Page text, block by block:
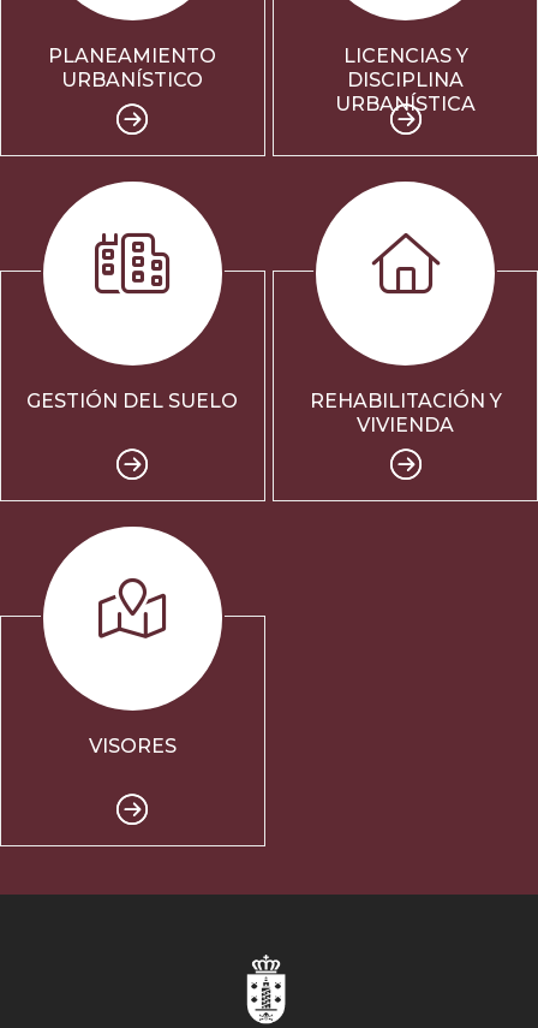
PLANEAMIENTO
URBANÍSTICO
LICENCIAS Y
DISCIPLINA
URBANÍSTICA
GESTIÓN DEL SUELO
REHABILITACIÓN Y
VIVIENDA
VISORES